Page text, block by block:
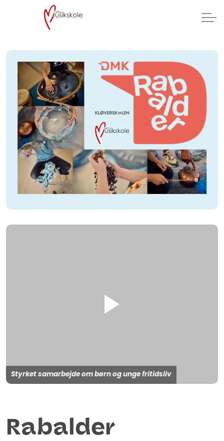
Rabalder
Styrket samarbejde om børn og unge fritidsliv